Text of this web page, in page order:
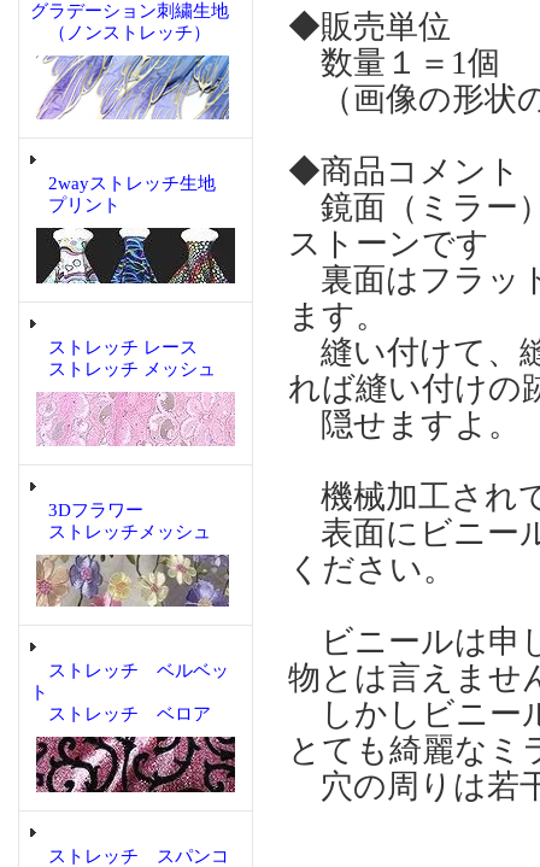
グラデーション刺繍生地
（ノンストレッチ）
2wayストレッチ生地
プリント
ストレッチ レース
ストレッチ メッシュ
3Dフラワー
ストレッチメッシュ
ストレッチ ベルベッ
ト
ストレッチ ベロア
ストレッチ スパンコ
◆販売単位
数量１＝1個
（画像の形状
◆商品コメント
鏡面（ミラー
ストーンです
裏面はフラッ
ます。
縫い付けて、
れば縫い付けの
隠せますよ。
機械加工され
表面にビニー
ください。
ビニールは申
物とは言えませ
しかしビニー
とても綺麗なミ
穴の周りは若